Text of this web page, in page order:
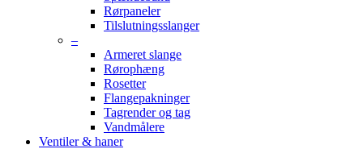
Rørpaneler
Tilslutningsslanger
–
Armeret slange
Rørophæng
Rosetter
Flangepakninger
Tagrender og tag
Vandmålere
Ventiler & haner